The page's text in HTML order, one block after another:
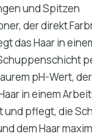
und Spitzen
der direkt
das Haar in
pH-Wert,
in einem
und pflegt, die
dem Haar